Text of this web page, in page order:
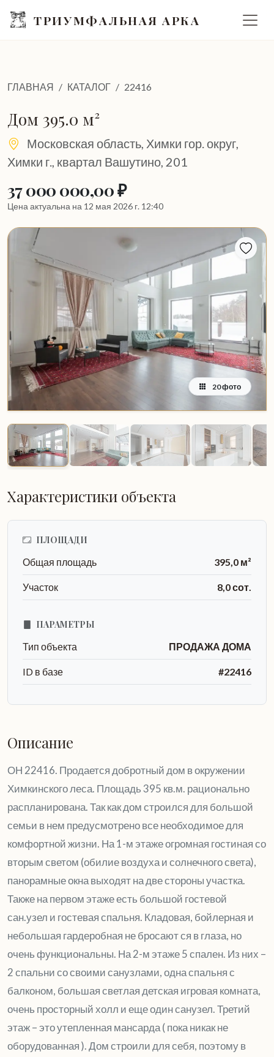
ТРИУМФАЛЬНАЯ АРКА
ГЛАВНАЯ КАТАЛОГ 22416
Дом 395.0 м²
Московская область, Химки гор. округ,
Химки г., квартал Вашутино, 201
37 000 000,00 ₽
Цена актуальна на 12 мая 2026 г. 12:40
20 фото
Характеристики объекта
ПЛОЩАДИ
Общая площадь
395,0 м²
Участок 8,0 сот.
ПАРАМЕТРЫ
Тип объекта
ПРОДАЖА ДОМА
ID в базе #22416
Описание
ОН 22416. Продается добротный дом в окружении
Химкинского леса. Площадь 395 кв.м. рационально
распланирована. Так как дом строился для большой
семьи в нем предусмотрено все необходимое для
комфортной жизни. На 1-м этаже огромная гостиная со
вторым светом (обилие воздуха и солнечного света),
панорамные окна выходят на две стороны участка.
Также на первом этаже есть большой гостевой
сан.узел и гостевая спальня. Кладовая, бойлерная и
небольшая гардеробная не бросают ся в глаза, но
очень функциональны. На 2-м этаже 5 спален. Из них –
2 спальни со своими санузлами, одна спальня с
балконом, большая светлая детская игровая комната,
очень просторный холл и еще один санузел. Третий
этаж – это утепленная мансарда ( пока никак не
оборудованная ). Дом строили для себя, поэтому в